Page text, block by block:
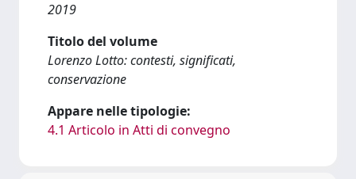
2019
Titolo del volume
Lorenzo Lotto: contesti, significati,
conservazione
Appare nelle tipologie:
4.1 Articolo in Atti di convegno